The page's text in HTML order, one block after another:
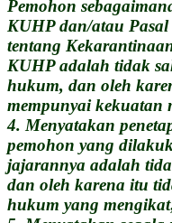
Pemohon
KUHP dan/atau
tentang
KUHP adalah tidak
hukum, dan oleh
mempunyai kekuatan
4. Menyatakan
pemohon yang
jajarannya adalah
dan oleh karena itu
hukum yang